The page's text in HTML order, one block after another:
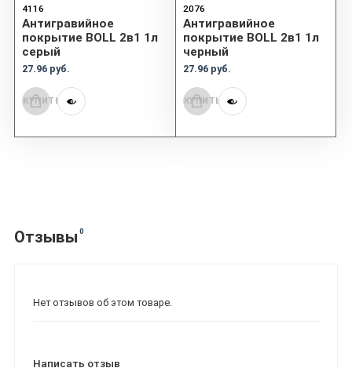
4116
Антигравийное
покрытие BOLL 2в1 1л
серый
27.96 руб.
КУПИТЬ
2076
Антигравийное
покрытие BOLL 2в1 1л
черный
27.96 руб.
КУПИТЬ
Отзывы 0
Нет отзывов об этом товаре.
Написать отзыв